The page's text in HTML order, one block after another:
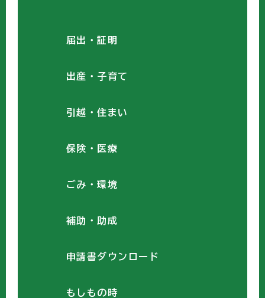
届出・証明
出産・子育て
引越・住まい
保険・医療
ごみ・環境
補助・助成
申請書ダウンロード
もしもの時